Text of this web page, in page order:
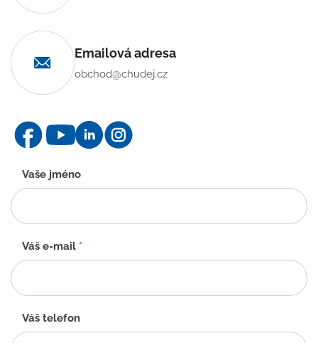
Emailová adresa
obchod@chudej.cz
Kontaktní
formulář
-
CZ
Vaše jméno
Váš e-mail *
Váš telefon